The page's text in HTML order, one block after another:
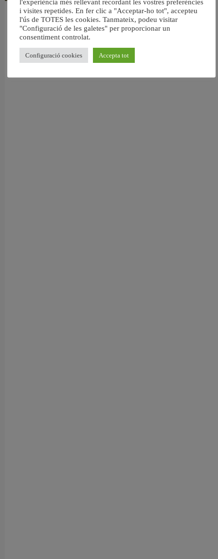
València reforma l’Escola Infantil Pardalets i instal·larà aire condicionat a totes
les aules
5 agost, 2026
l'experiència més rellevant recordant les vostres preferències
i visites repetides. En fer clic a "Acceptar-ho tot", accepteu
l'ús de TOTES les cookies. Tanmateix, podeu visitar
"Configuració de les galetes" per proporcionar un
consentiment controlat.
Configuració cookies Accepta tot